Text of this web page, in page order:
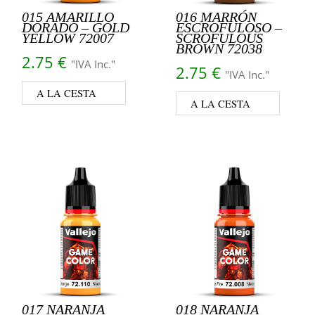
015 AMARILLO
DORADO – GOLD
YELLOW 72007
2.75 € "IVA Inc."
A LA CESTA
016 MARRÓN
ESCROFULOSO –
SCROFULOUS
BROWN 72038
2.75 € "IVA Inc."
A LA CESTA
017 NARANJA 018 NARANJA